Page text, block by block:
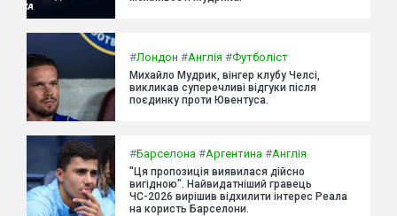
#Лондон #Англія #Футболіст
Михайло Мудрик, вінгер клубу Челсі,
викликав суперечливі відгуки після
поєдинку проти Ювентуса.
#Барселона #Аргентина #Англія
"Ця пропозиція виявилася дійсно
вигідною". Найвидатніший гравець
ЧС-2026 вирішив відхилити інтерес Реала
на користь Барселони.